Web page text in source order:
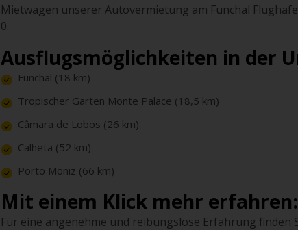
Mietwagen unserer Autovermietung am Funchal
0.
Ausflugsmöglichkeiten in der
Funchal (18 km)
Tropischer Garten Monte Palace (18,5 km)
Câmara de Lobos (26 km)
Calheta (52 km)
Porto Moniz (66 km)
Mit einem Klick mehr erfahren:
Für eine angenehme und reibungslose Erfahrung